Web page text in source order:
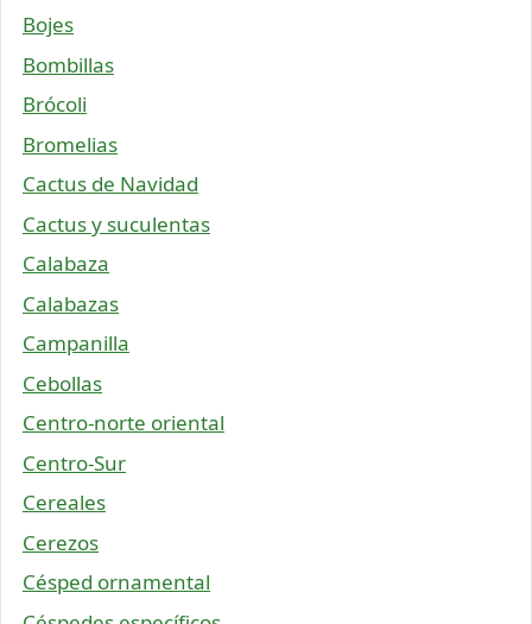
Bojes
Bombillas
Brócoli
Bromelias
Cactus de Navidad
Cactus y suculentas
Calabaza
Calabazas
Campanilla
Cebollas
Centro-norte oriental
Centro-Sur
Cereales
Cerezos
Césped ornamental